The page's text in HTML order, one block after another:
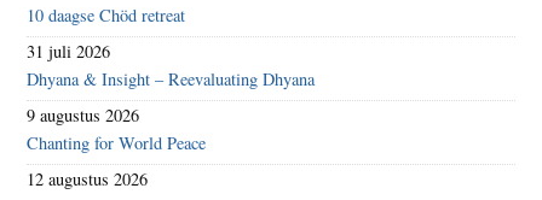
10 daagse Chöd retreat
31 juli 2026
Dhyana & Insight – Reevaluating Dhyana
9 augustus 2026
Chanting for World Peace
12 augustus 2026